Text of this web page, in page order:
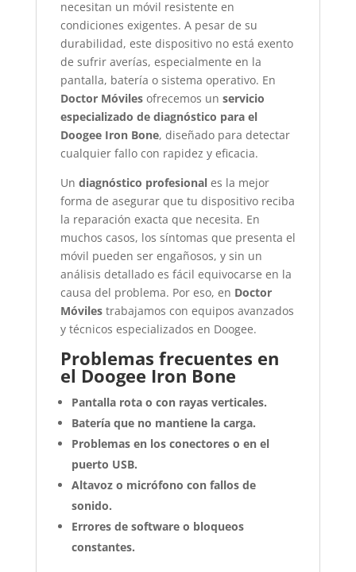
necesitan un móvil resistente en
condiciones exigentes. A pesar de su
durabilidad, este dispositivo no está exento
de sufrir averías, especialmente en la
pantalla, batería o sistema operativo. En
Doctor Móvilesofrecemos un servicio
especializado de diagnóstico para el
Doogee Iron Bone, diseñado para detectar
cualquier fallo con rapidez y eficacia.
Un diagnóstico profesionales la mejor
forma de asegurar que tu dispositivo reciba
la reparación exacta que necesita. En
muchos casos, los síntomas que presenta el
móvil pueden ser engañosos, y sin un
análisis detallado es fácil equivocarse en la
causa del problema. Por eso, en Doctor
Móvilestrabajamos con equipos avanzados
y técnicos especializados en Doogee.
Problemas frecuentes en
el Doogee Iron Bone
Pantalla rota o con rayas verticales.
Batería que no mantiene la carga.
Problemas en los conectores o en el
puerto USB.
Altavoz o micrófono con fallos de
sonido.
Errores de software o bloqueos
constantes.